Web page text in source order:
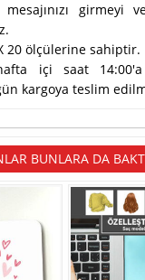
girmeyi
20 ölçülerine sahiptir.
içi saat 14:00'a
kargoya teslim
BUNLARA DA